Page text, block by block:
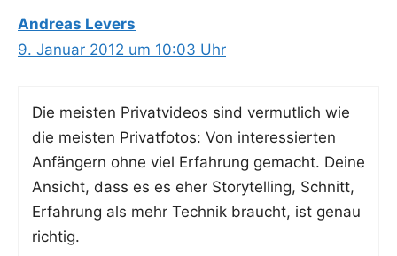
Andreas Levers
9. Januar 2012 um 10:03 Uhr
Die meis­ten Pri­vat­vi­de­os sind ver­mut­lich wie
die meis­ten Pri­vat­fo­tos: Von inter­es­sier­ten
Anfän­gern ohne viel Erfah­rung gemacht. Dei­ne
Ansicht, dass es es eher Sto­rytel­ling, Schnitt,
Erfah­rung als mehr Tech­nik braucht, ist genau
richtig.